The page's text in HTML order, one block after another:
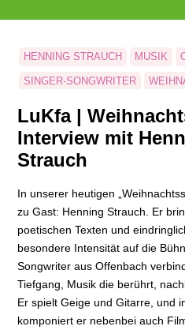
HENNING STRAUCH MUSIK
SINGER-SONGWRITER
LuKfa |
Interview mit
Strauch
In unserer heutigen
zu Gast: Henning Strauch. Er
poetischen Texten und
besondere Intensität auf die
Songwriter aus Offenbach
Tiefgang, Musik die berührt,
Er spielt Geige und Gitarre, und
komponiert er nebenbei auch